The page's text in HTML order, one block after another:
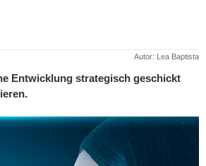
Autor: Lea Baptista
Entwicklung strategisch geschickt